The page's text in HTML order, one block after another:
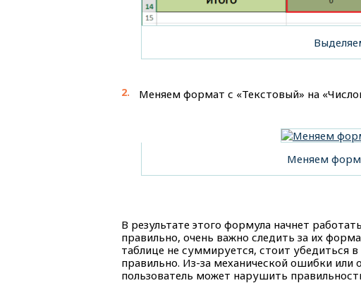
Меняем формат с «Текстовый» на
Меняем
В результате этого формула начнет
правильно, очень важно следить за их
таблице не суммируется, стоит убедиться
правильно. Из-за механической ошибки
пользователь может нарушить